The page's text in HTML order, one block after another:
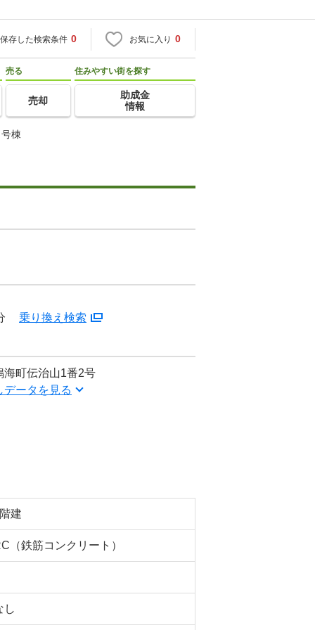
保存した検索条件 0 お気に入り 0
売る
売却
住みやすい街を探す
助成金
情報
棟
乗り換え検索
海町伝治山1番2号
ータを見る
建
（鉄筋コンクリート）
し